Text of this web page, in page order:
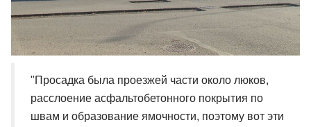
"Просадка была проезжей части около люков,
расслоение асфальтобетонного покрытия по
швам и образование ямочности, поэтому вот эти